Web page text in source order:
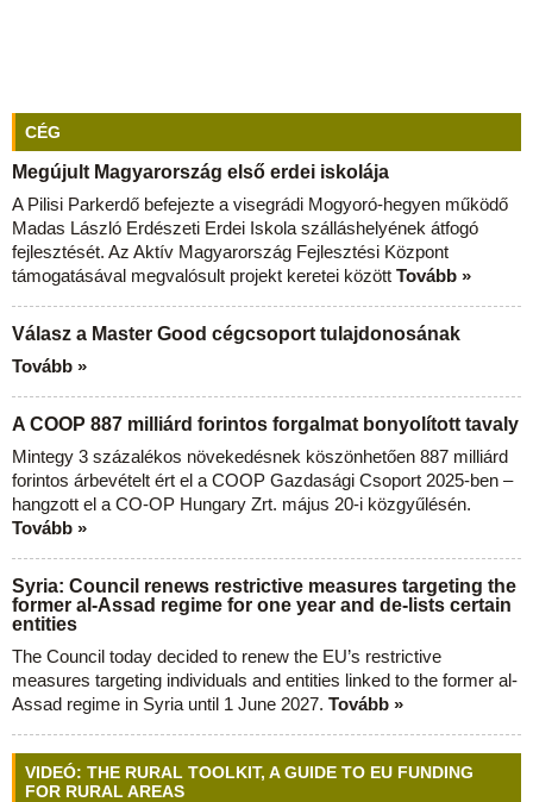
CÉG
Megújult Magyarország első erdei iskolája
A Pilisi Parkerdő befejezte a visegrádi Mogyoró-hegyen működő
Madas László Erdészeti Erdei Iskola szálláshelyének átfogó
fejlesztését. Az Aktív Magyarország Fejlesztési Központ
támogatásával megvalósult projekt keretei között Tovább »
Válasz a Master Good cégcsoport tulajdonosának
Tovább »
A COOP 887 milliárd forintos forgalmat bonyolított tavaly
Mintegy 3 százalékos növekedésnek köszönhetően 887 milliárd
forintos árbevételt ért el a COOP Gazdasági Csoport 2025-ben –
hangzott el a CO-OP Hungary Zrt. május 20-i közgyűlésén.
Tovább »
Syria: Council renews restrictive measures targeting the
former al-Assad regime for one year and de-lists certain
entities
The Council today decided to renew the EU’s restrictive
measures targeting individuals and entities linked to the former al-
Assad regime in Syria until 1 June 2027. Tovább »
VIDEÓ: THE RURAL TOOLKIT, A GUIDE TO EU FUNDING
FOR RURAL AREAS